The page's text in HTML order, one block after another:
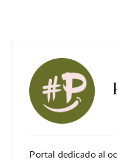
Portal dedicado al